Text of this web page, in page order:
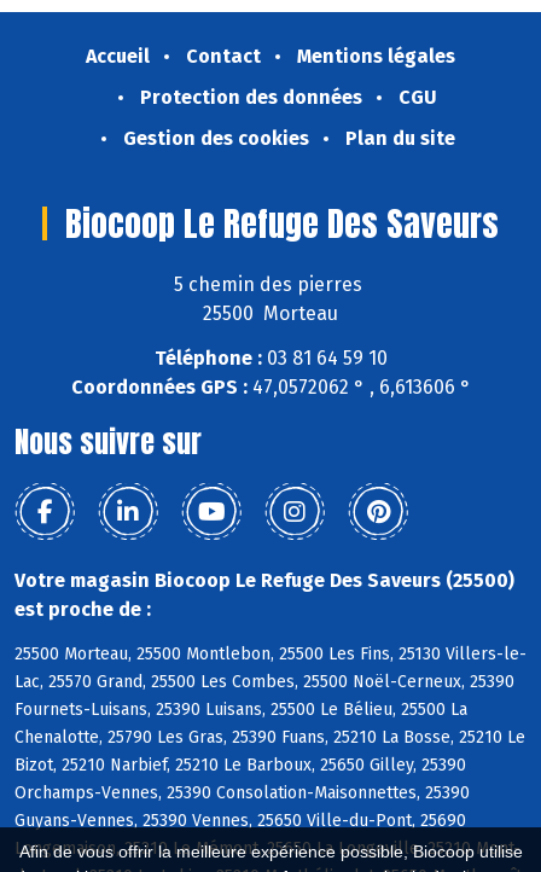
Afin de vous offrir la meilleure expérience possible, Biocoop utilise
Accueil Contact
Mentions légales
Protection des données
CGU
Gestion des cookies
Plan du site
Biocoop Le Refuge Des Saveurs
5 chemin des pierres
25500 Morteau
Téléphone :03 81 64 59 10
Coordonnées GPS :47,0572062 ° , 6,613606 °
Nous suivre sur
Votre magasin Biocoop Le Refuge Des Saveurs (25500)
est proche de :
25500 Morteau, 25500 Montlebon, 25500 Les Fins, 25130 Villers-le-
Lac, 25570 Grand, 25500 Les Combes, 25500 Noël-Cerneux, 25390
Fournets-Luisans, 25390 Luisans, 25500 Le Bélieu, 25500 La
Chenalotte, 25790 Les Gras, 25390 Fuans, 25210 La Bosse, 25210 Le
Bizot, 25210 Narbief, 25210 Le Barboux, 25650 Gilley, 25390
Orchamps-Vennes, 25390 Consolation-Maisonnettes, 25390
Guyans-Vennes, 25390 Vennes, 25650 Ville-du-Pont, 25690
Longemaison, 25210 Le Mémont, 25650 La Longeville, 25210 Mont-